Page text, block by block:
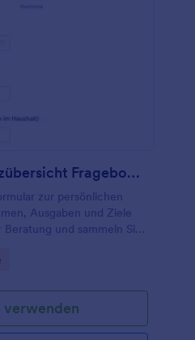
Persönliche Finanzübersicht Fragebogen
zur persönlichen
Ausgaben und Ziele
und sammeln Sie
verwenden